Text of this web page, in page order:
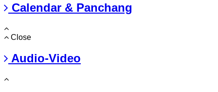
Calendar & Panchang
Close
Audio-Video